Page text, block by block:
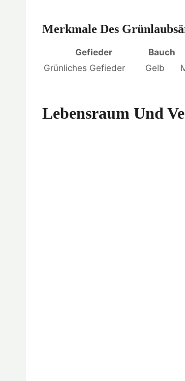
Merkmale Des
Gefieder Bauch
Grünliches Gefieder
Gelb
Lebensraum Und